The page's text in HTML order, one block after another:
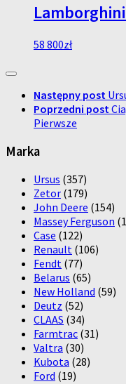
58 800zł
Następny post
Poprzedni post
Pierwsze
Marka
Ursus (357)
Zetor (179)
John Deere (154)
Massey Ferguson
Case (122)
Renault (106)
Fendt (77)
Belarus (65)
New Holland (59)
Deutz (52)
CLAAS (34)
Farmtrac (31)
Valtra (30)
Kubota (28)
Ford (19)